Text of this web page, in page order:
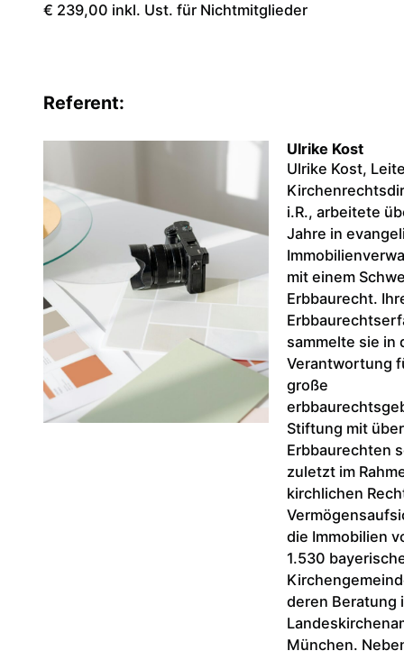
€ 239,00 inkl. Ust. für Nichtmitglieder
Referent:
Ulrike Kost
Ulrike Kost,
i.R., arbeitete
Jahre in
mit einem
Erbbaurecht.
sammelte sie in
Verantwortung
große
Stiftung mit
Erbbaurechten
zuletzt im
kirchlichen
die Immobilien
1.530
deren Beratung
München.